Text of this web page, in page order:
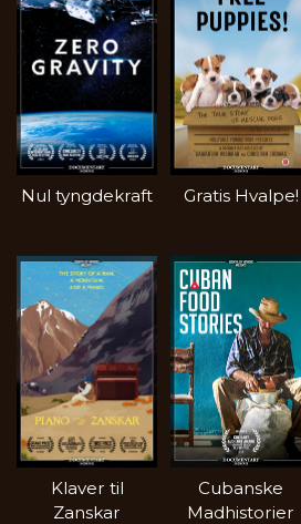
Nul tyngdekraft Gratis Hvalpe!
Klaver til
Zanskar
Cubanske
Madhistorier